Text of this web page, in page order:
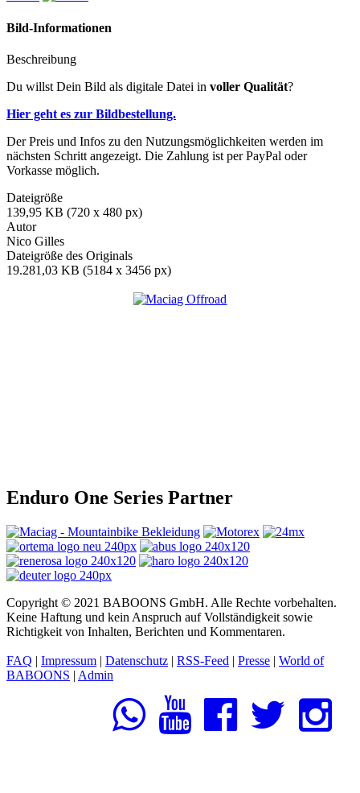
Bild-Informationen
Beschreibung
Du willst Dein Bild als digitale Datei in voller Qualität?
Hier geht es zur Bildbestellung.
Der Preis und Infos zu den Nutzungsmöglichkeiten werden im
nächsten Schritt angezeigt. Die Zahlung ist per PayPal oder
Vorkasse möglich.
Dateigröße
139,95 KB (720 x 480 px)
Autor
Nico Gilles
Dateigröße des Originals
19.281,03 KB (5184 x 3456 px)
Enduro One Series Partner
Copyright © 2021 BABOONS GmbH. Alle Rechte vorbehalten.
Keine Haftung und kein Anspruch auf Vollständigkeit sowie
Richtigkeit von Inhalten, Berichten und Kommentaren.
FAQ | Impressum | Datenschutz | RSS-Feed | Presse | World of
BABOONS | Admin